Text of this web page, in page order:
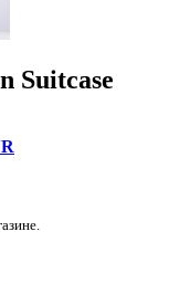
Suitcase